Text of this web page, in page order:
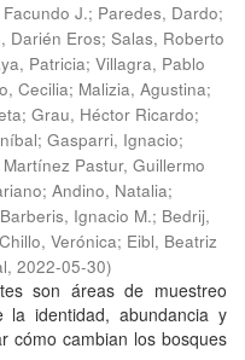
J.; Paredes, Dardo;
Darién Eros; Salas, Roberto
Patricia; Villagra, Pablo
Cecilia; Malizia, Agustina;
Grau, Héctor Ricardo;
Gasparri, Ignacio;
Pastur, Guillermo
Andino, Natalia;
Ignacio M.; Bedrij,
Verónica; Eibl, Beatriz
, 2022-05-30)
son áreas de muestreo
la identidad, abundancia y
cómo cambian los bosques